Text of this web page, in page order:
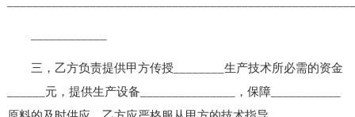
三，乙方负责提供甲方传授________生产技术所必需的资金
______元，提供生产设备_______________，保障___________